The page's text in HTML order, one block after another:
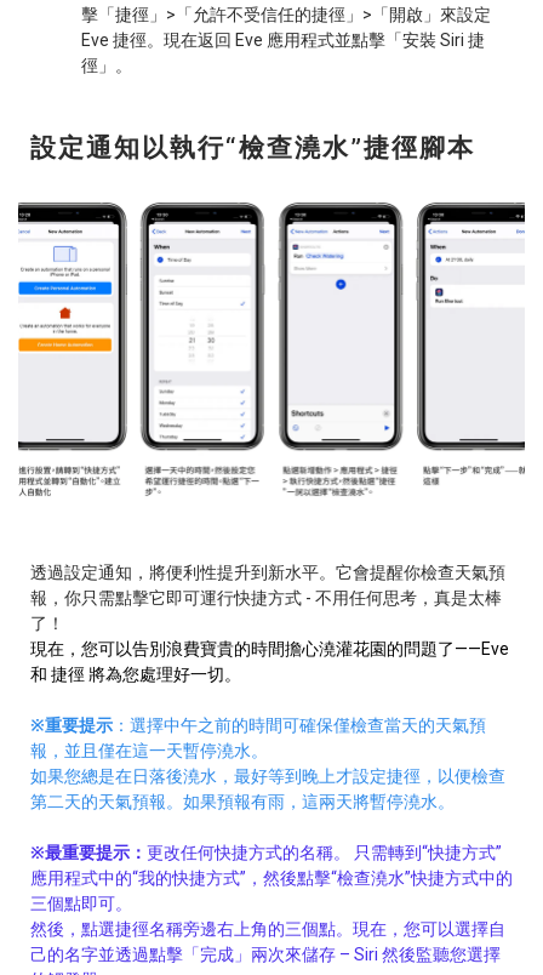
擊「捷徑」>「允許不受信任的捷徑」>「開啟」來設定
Eve 捷徑。現在返回 Eve 應用程式並點擊「安裝 Siri 捷
徑」。
設定通知以執行“檢查澆水”捷徑腳本
透過設定通知，將便利性提升到新水平。它會提醒你檢查天氣預
報，你只需點擊它即可運行快捷方式 - 不用任何思考，真是太棒
了！
現在，您可以告別浪費寶貴的時間擔心澆灌花園的問題了——Eve
和 捷徑 將為您處理好一切。
※重要提示 ：選擇中午之前的時間可確保僅檢查當天的天氣預
報，並且僅在這一天暫停澆水。
如果您總是在日落後澆水，最好等到晚上才設定捷徑，以便檢查
第二天的天氣預報。如果預報有雨，這兩天將暫停澆水。
※最重要提示： 更改任何快捷方式的名稱。 只需轉到“快捷方式”
應用程式中的“我的快捷方式”，然後點擊“檢查澆水”快捷方式中的
三個點即可。
然後，點選捷徑名稱旁邊右上角的三個點。現在，您可以選擇自
己的名字並透過點擊「完成」兩次來儲存 – Siri 然後監聽您選擇